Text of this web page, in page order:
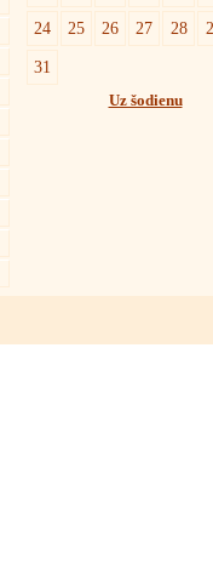
24
25 26 27 28
31
Uz šodienu